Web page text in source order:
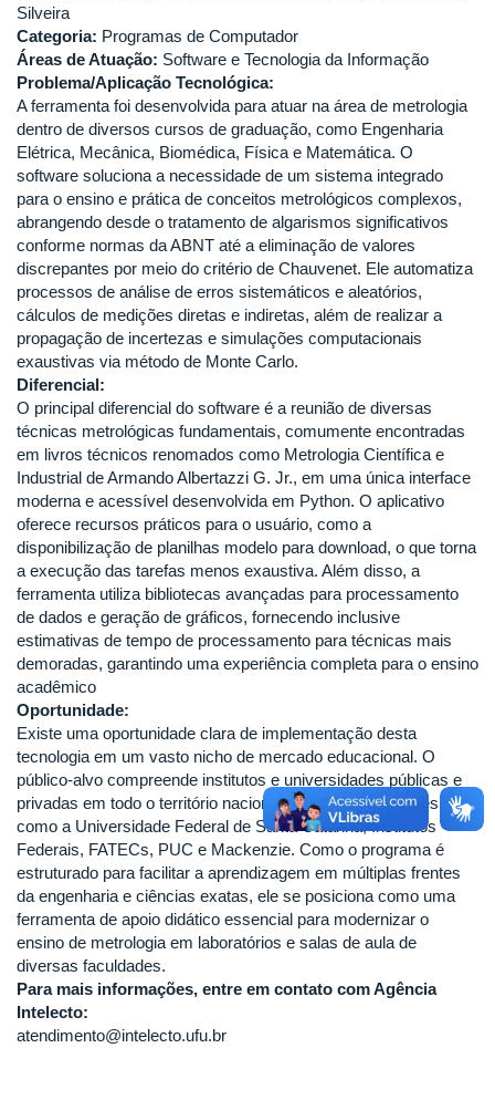
Silveira
Categoria: Programas de Computador
Áreas de Atuação: Software e Tecnologia da Informação
Problema/Aplicação Tecnológica:
A ferramenta foi desenvolvida para atuar na área de metrologia
dentro de diversos cursos de graduação, como Engenharia
Elétrica, Mecânica, Biomédica, Física e Matemática. O
software soluciona a necessidade de um sistema integrado
para o ensino e prática de conceitos metrológicos complexos,
abrangendo desde o tratamento de algarismos significativos
conforme normas da ABNT até a eliminação de valores
discrepantes por meio do critério de Chauvenet. Ele automatiza
processos de análise de erros sistemáticos e aleatórios,
cálculos de medições diretas e indiretas, além de realizar a
propagação de incertezas e simulações computacionais
exaustivas via método de Monte Carlo.
Diferencial:
O principal diferencial do software é a reunião de diversas
técnicas metrológicas fundamentais, comumente encontradas
em livros técnicos renomados como Metrologia Científica e
Industrial de Armando Albertazzi G. Jr., em uma única interface
moderna e acessível desenvolvida em Python. O aplicativo
oferece recursos práticos para o usuário, como a
disponibilização de planilhas modelo para download, o que torna
a execução das tarefas menos exaustiva. Além disso, a
ferramenta utiliza bibliotecas avançadas para processamento
de dados e geração de gráficos, fornecendo inclusive
estimativas de tempo de processamento para técnicas mais
demoradas, garantindo uma experiência completa para o ensino
acadêmico
Oportunidade:
Existe uma oportunidade clara de implementação desta
tecnologia em um vasto nicho de mercado educacional. O
público-alvo compreende institutos e universidades públicas e
privadas em todo o território nacional, incluindo instituições
como a Universidade Federal de Santa Catarina, Institutos
Federais, FATECs, PUC e Mackenzie. Como o programa é
estruturado para facilitar a aprendizagem em múltiplas frentes
da engenharia e ciências exatas, ele se posiciona como uma
ferramenta de apoio didático essencial para modernizar o
ensino de metrologia em laboratórios e salas de aula de
diversas faculdades.
Para mais informações, entre em contato com Agência
Intelecto:
atendimento@intelecto.ufu.br